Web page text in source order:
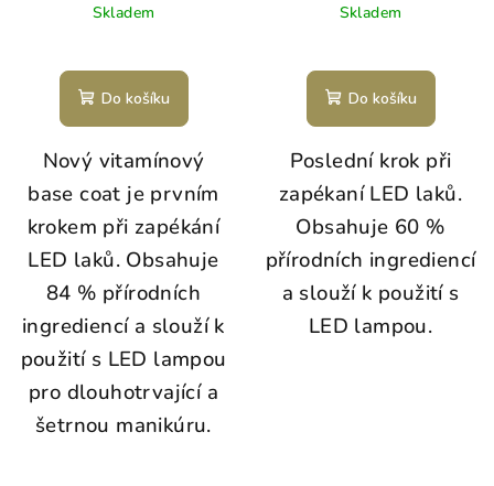
Skladem
Do košíku
Nový vitamínový
base coat je prvním
krokem při zapékání
LED laků. Obsahuje
84 % přírodních
ingrediencí a slouží k
použití s LED lampou
pro dlouhotrvající a
šetrnou manikúru.
Skladem
Do košíku
Poslední krok při
zapékaní LED laků.
Obsahuje 60 %
přírodních ingrediencí
a slouží k použití s
LED lampou.